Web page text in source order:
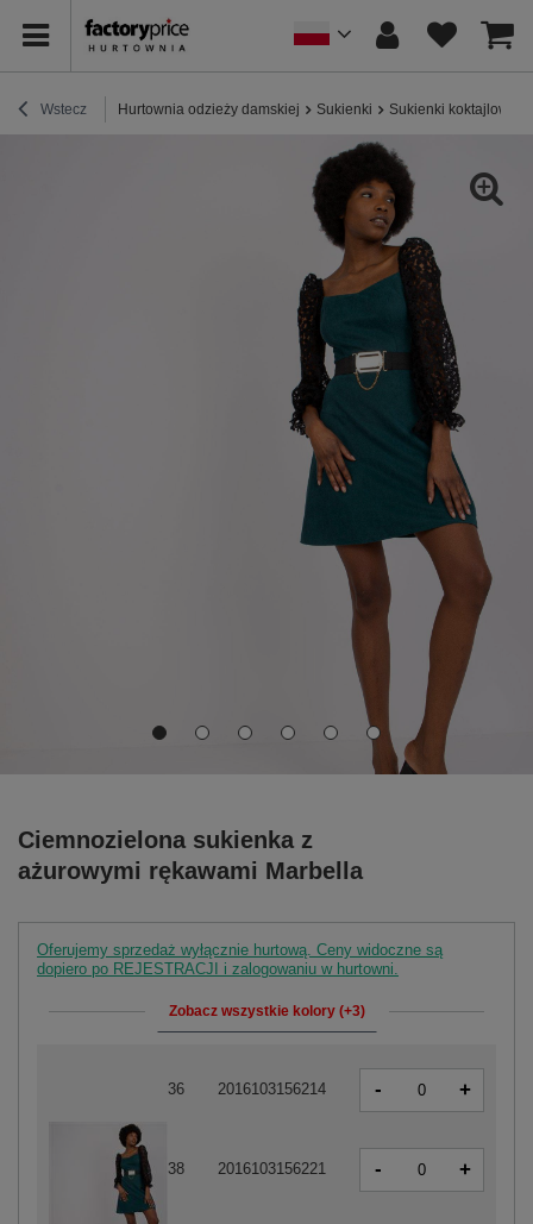
Wstecz Hurtownia odzieży damskiej Sukienki Sukienki koktajlowe /
Ciemnozielona sukienka z
ażurowymi rękawami Marbella
Oferujemy sprzedaż wyłącznie hurtową. Ceny widoczne są
dopiero po REJESTRACJI i zalogowaniu w hurtowni.
Zobacz wszystkie kolory (+3)
36 2016103156214 - +
38 2016103156221 - +